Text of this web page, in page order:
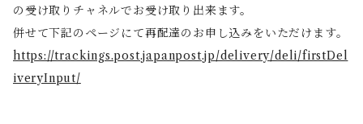
の受け取りチャネルでお受け取り出来ます。
併せて下記のページにて再配達のお申し込みをいただけます。
https://trackings.post.japanpost.jp/delivery/deli/firstDel
iveryInput/